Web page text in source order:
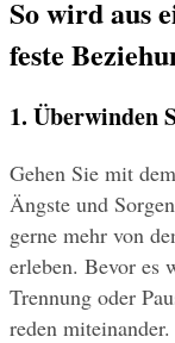
So wird aus
feste
1. Überwinden
Gehen Sie mit
Ängste und
gerne mehr von
erleben. Bevor es
Trennung oder
reden miteinander.